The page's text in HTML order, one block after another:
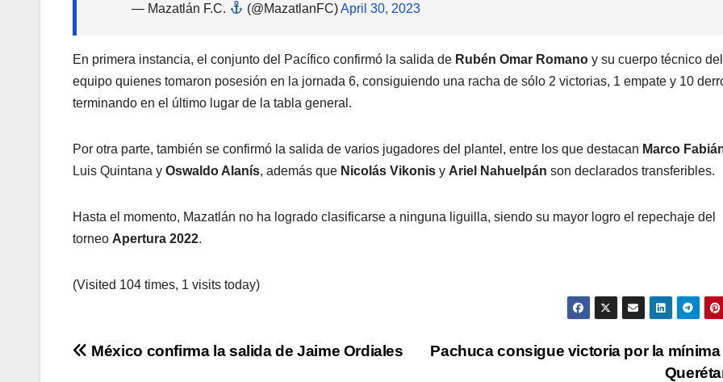
— Mazatlán F.C.
(@MazatlanFC)April 30, 2023
En primera instancia, el conjunto del Pacífico confirmó la salida de Rubén Omar Romano y su cuerpo técnico del
equipo quienes tomaron posesión en la jornada 6, consiguiendo una racha de sólo 2 victorias, 1 empate y 10
terminando en el último lugar de la tabla general.
Por otra parte, también se confirmó la salida de varios jugadores del plantel, entre los que destacan Marco
Luis Quintana y Oswaldo Alanís, además que Nicolás Vikonis y Ariel Nahuelpán son declarados transferibles.
Hasta el momento, Mazatlán no ha logrado clasificarse a ninguna liguilla, siendo su mayor logro el repechaje del
torneo Apertura 2022.
(Visited 104 times, 1 visits today)
Navegación
Pachuca consigue victoria por la mínima
México confirma la salida de Jaime Ordiales